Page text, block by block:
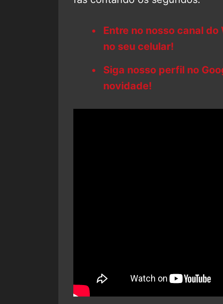
Entre no nosso canal
no seu celular!
Siga nosso perfil no
novidade!